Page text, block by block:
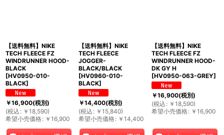
【送料無料】NIKE
TECH FLEECE FZ
WINDRUNNER HOOD-
BLACK
[HV0950-010-
BLACK]
￥16,900(税別)
(税込 : ￥ 18,590)
希望小売価格: ￥ 16,900
【送料無料】NIKE
TECH FLEECE
JOGGER-
BLACK/BLACK
[HV0960-010-
BLACK]
￥14,400(税別)
(税込 : ￥ 15,840)
希望小売価格: ￥ 14,400
【送料無料】NIKE
TECH FLEECE FZ
WINDRUNNER HOOD-
DK GY H
[HV0950-063-GREY]
￥16,900(税別)
(税込 : ￥ 18,590)
希望小売価格: ￥ 16,900